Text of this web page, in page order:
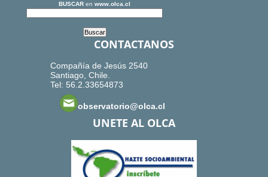
BUSCAR en www.olca.cl
CONTACTANOS
Compañía de Jesús 2540
Santiago, Chile.
Tel: 56.2.33654873
observatorio@olca.cl
UNETE AL OLCA